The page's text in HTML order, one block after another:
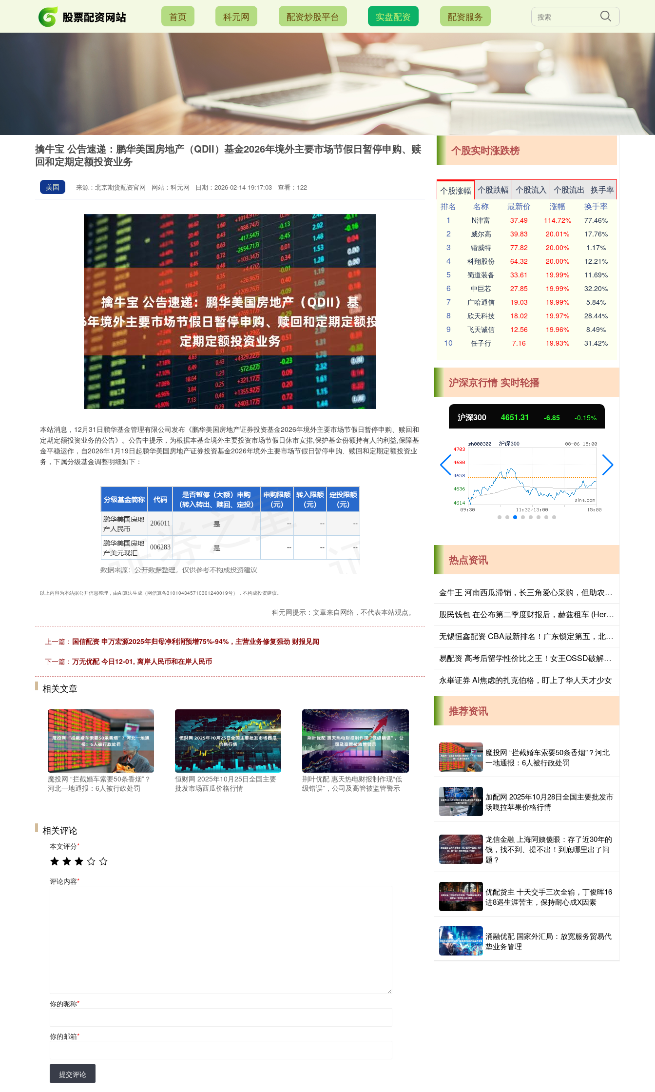
首页 科元网 配资炒股平台 实盘配资 配资服务
擒牛宝 公告速递：鹏华美国房地产（QDII）基金2026年境外主要市场节假日暂停申购、赎
回和定期定额投资业务
美国 来源：北京期货配资官网 网站：科元网 日期：2026-02-14 19:17:03 查看：122
本站消息，12月31日鹏华基金管理有限公司发布《鹏华美国房地产证券投资基金2026年境外主要市场节假日暂停申购、赎回和
定期定额投资业务的公告》。公告中提示，为根据本基金境外主要投资市场节假日休市安排,保护基金份额持有人的利益,保障基
金平稳运作，自2026年1月19日起鹏华美国房地产证券投资基金2026年境外主要市场节假日暂停申购、赎回和定期定额投资业
务，下属分级基金调整明细如下：
以上内容为本站据公开信息整理，由AI算法生成（网信算备310104345710301240019号），不构成投资建议。
科元网提示：文章来自网络，不代表本站观点。
上一篇： 国信配资 申万宏源2025年归母净利润预增75%-94%，主营业务修复强劲 财报见闻
下一篇： 万无优配 今日12-01, 离岸人民币和在岸人民币
相关文章
魔投网 “拦截婚车索要50条香烟”？
河北一地通报：6人被行政处罚
恒财网 2025年10月25日全国主要
批发市场西瓜价格行情
荆叶优配 惠天热电财报制作现“低
级错误”，公司及高管被监管警示
相关评论
本文评分*
评论内容*
你的昵称*
你的邮箱*
提交评论
个股实时涨跌榜
个股涨幅 个股跌幅 个股流入 个股流出
换手率
排名
名称 最新价 涨幅
换手率
1
N津富 37.49 114.72% 77.46%
2 威尔高 39.83 20.01% 17.76%
3 锴威特 77.82 20.00% 1.17%
4 科翔股份 64.32 20.00% 12.21%
5 蜀道装备 33.61 19.99% 11.69%
6 中巨芯 27.85 19.99% 32.20%
7 广哈通信 19.03 19.99% 5.84%
8 欣天科技 18.02 19.97% 28.44%
9 飞天诚信 12.56 19.96% 8.49%
10 任子行 7.16 19.93% 31.42%
沪深京行情 实时轮播
北证50 1122.88 3.42 0.30%
热点资讯
金牛王 河南西瓜滞销，长三角爱心采购，但助农不能只靠爱心救场
股民钱包 在公布第二季度财报后，赫兹租车 (Hertz)的股价下跌了9.5%
无锡恒鑫配资 CBA最新排名！广东锁定第五，北京锁定四强，宁波首次打入季后赛
易配资 高考后留学性价比之王！女王OSSD破解香港留学密码，高三生速抢名校直通席位_优势_路径
永崋证券 AI焦虑的扎克伯格，盯上了华人天才少女
推荐资讯
魔投网 “拦截婚车索要50条香烟”？河北
一地通报：6人被行政处罚
加配网 2025年10月28日全国主要批发市
场嘎拉苹果价格行情
龙信金融 上海阿姨傻眼：存了近30年的
钱，找不到、提不出！到底哪里出了问
题？
优配货主 十天交手三次全输，丁俊晖16
进8遇生涯苦主，保持耐心成X因素
涌融优配 国家外汇局：放宽服务贸易代
垫业务管理